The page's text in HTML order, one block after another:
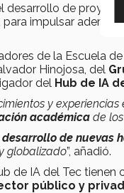
desarrollo de
para impulsar además
de la Escuela
Hinojosa, del
del Hub de IA
y
académica de
de nuevas
globalizado”, añadió.
de IA del Tec tienen
público y